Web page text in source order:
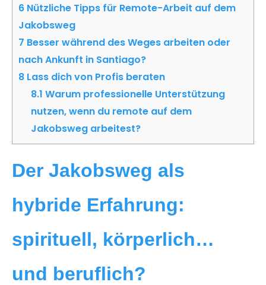
6 Nützliche Tipps für Remote-Arbeit auf dem
Jakobsweg
7 Besser während des Weges arbeiten oder
nach Ankunft in Santiago?
8 Lass dich von Profis beraten
8.1 Warum professionelle Unterstützung
nutzen, wenn du remote auf dem
Jakobsweg arbeitest?
Der Jakobsweg als
hybride Erfahrung:
spirituell, körperlich…
und beruflich?